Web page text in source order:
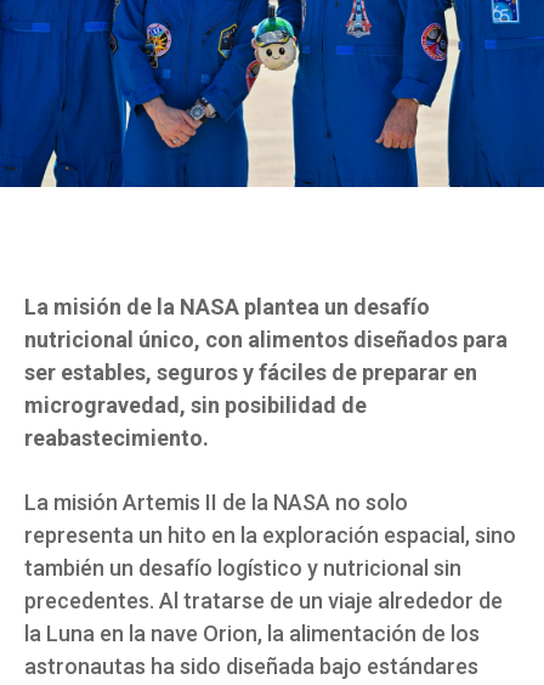
La misión de la NASA plantea un desafío
nutricional único, con alimentos diseñados para
ser estables, seguros y fáciles de preparar en
microgravedad, sin posibilidad de
reabastecimiento.
La misión Artemis II de la NASA no solo
representa un hito en la exploración espacial, sino
también un desafío logístico y nutricional sin
precedentes. Al tratarse de un viaje alrededor de
la Luna en la nave Orion, la alimentación de los
astronautas ha sido diseñada bajo estándares